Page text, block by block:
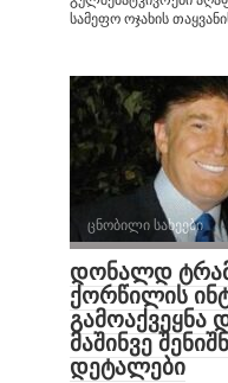
სამეფო ოჯახის
ცნობილი სახეები
დონალდ
ქორწილის
გამოაქვეყნა
მაშინვე
დეტალები